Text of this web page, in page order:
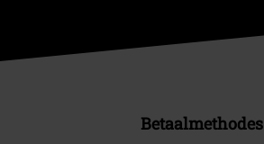
Betaalmethodes